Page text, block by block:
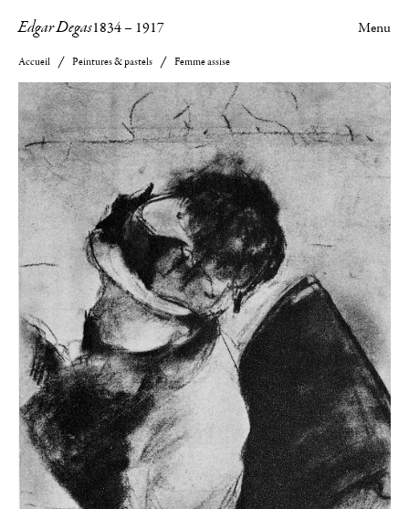
Edgar Degas1834– 1917 Menu
Accueil Peintures & pastels Femme assise